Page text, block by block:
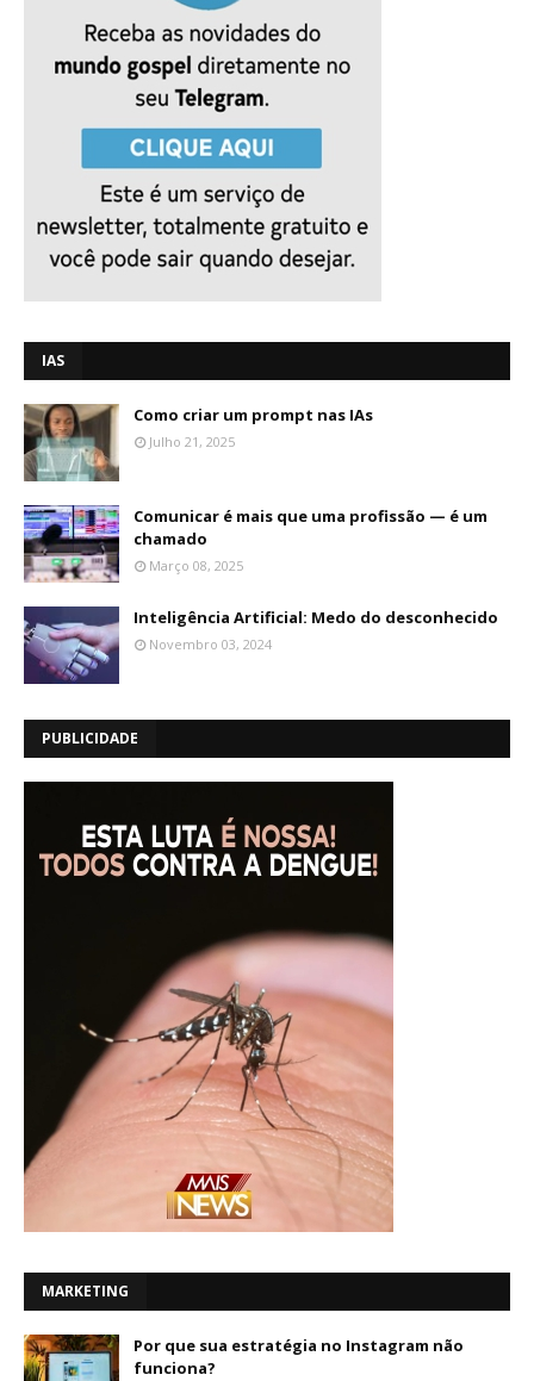
IAS
Como criar um prompt nas IAs
Julho 21, 2025
Comunicar é mais que uma profissão — é um
chamado
Março 08, 2025
Inteligência Artificial: Medo do desconhecido
Novembro 03, 2024
PUBLICIDADE
MARKETING
Por que sua estratégia no Instagram não
funciona?